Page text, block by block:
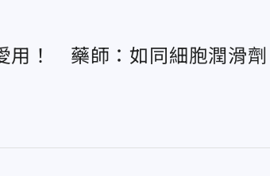
用！ 藥師：如同細胞潤滑劑